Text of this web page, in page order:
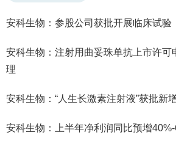
安科生物：参股公司获批开展临床试验
安科生物：注射用曲妥珠单抗上市许可
理
安科生物：“人生长激素注射液”获批新
安科生物：上半年净利润同比预增